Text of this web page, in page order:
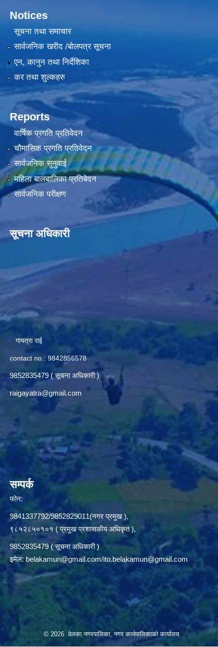
Notices
सूचना तथा समाचार
सार्वजनिक खरीद /बोलपत्र सूचना
एन, कानुन तथा निर्देशिका
कर तथा शुल्कहरु
Reports
वार्षिक प्रगति प्रतिवेदन
चौमासिक प्रगति प्रतिवेदन
सार्वजनिक सुनुवाई
महिला बालबालिका प्रतिबेदन
सार्वजनिक परीक्षण
सूचना अधिकारी
गायत्रा राई
contact no.: 9842856578
9852835479 ( सूचना अधिकारी )
raigayatra@gmail.com
सम्पर्क
फोन:
9841337792/9852829011(नगर प्रमुख ),
९८५२८५०१०१ ( प्रमुख प्रशासकीय अधिकृत ),
9852835479 ( सूचना अधिकारी )
इमेल:belakamun@gmail.com/ito.belakamun@gmail.com
© 2026 वेलका नगरपालिका, नगर कार्यपालिकाको कार्यालय